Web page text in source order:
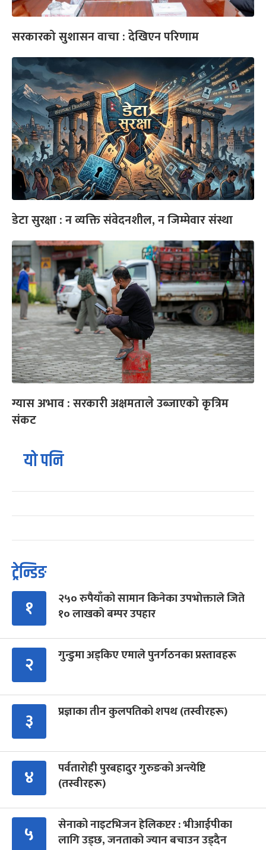
सरकारको सुशासन वाचा : देखिएन परिणाम
डेटा सुरक्षा : न व्यक्ति संवेदनशील, न जिम्मेवार संस्था
ग्यास अभाव : सरकारी अक्षमताले उब्जाएको कृत्रिम
संकट
यो पनि
ट्रेन्डिङ
१
२५० रुपैयाँको सामान किनेका उपभोक्ताले जिते
१० लाखको बम्पर उपहार
२ गुन्डुमा अड्किए एमाले पुनर्गठनका प्रस्तावहरू
३ प्रज्ञाका तीन कुलपतिको शपथ (तस्वीरहरू)
४
पर्वतारोही पुरबहादुर गुरुङको अन्त्येष्टि
(तस्वीरहरू)
५
सेनाको नाइटभिजन हेलिकप्टर : भीआईपीका
लागि उड्छ, जनताको ज्यान बचाउन उड्दैन